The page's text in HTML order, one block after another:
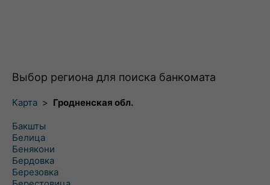
Выбор региона для поиска банкомата
Карта > Гродненская обл.
Бакшты
Белица
Бенякони
Бердовка
Березовка